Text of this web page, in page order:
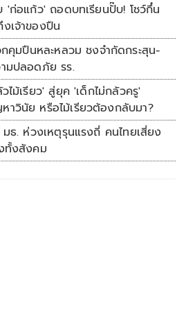
'ก่อแก้ว' ถอดบทเรียนปั๊บ! โชว์กึ๋น
เจ้าของปืน
คุมปืนหละหลวม ชงจำกัดกระสุน-
มปลอดภัย รร.
ไม้เรียว' สู่ยุค 'เด็กไม่กลัวครู'
าวินัย หรือไม้เรียวต้องกลับมา?
มธ. ห่วงเหตุรุนแรงถี่ คนไทยเสี่ยง
ทั้งสังคม